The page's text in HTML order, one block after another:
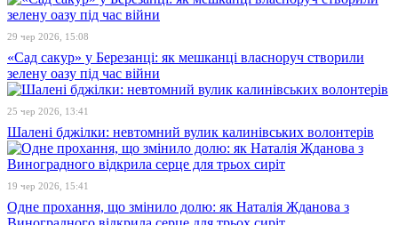
29 чер 2026, 15:08
«Сад сакур» у Березанці: як мешканці власноруч створили
зелену оазу під час війни
25 чер 2026, 13:41
Шалені бджілки: невтомний вулик калинівських волонтерів
19 чер 2026, 15:41
Одне прохання, що змінило долю: як Наталія Жданова з